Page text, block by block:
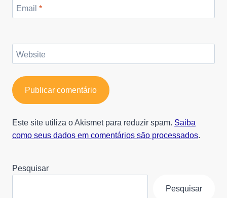
Email *
Website
Este site utiliza o Akismet para reduzir spam. Saiba
como seus dados em comentários são processados.
Pesquisar
Pesquisar